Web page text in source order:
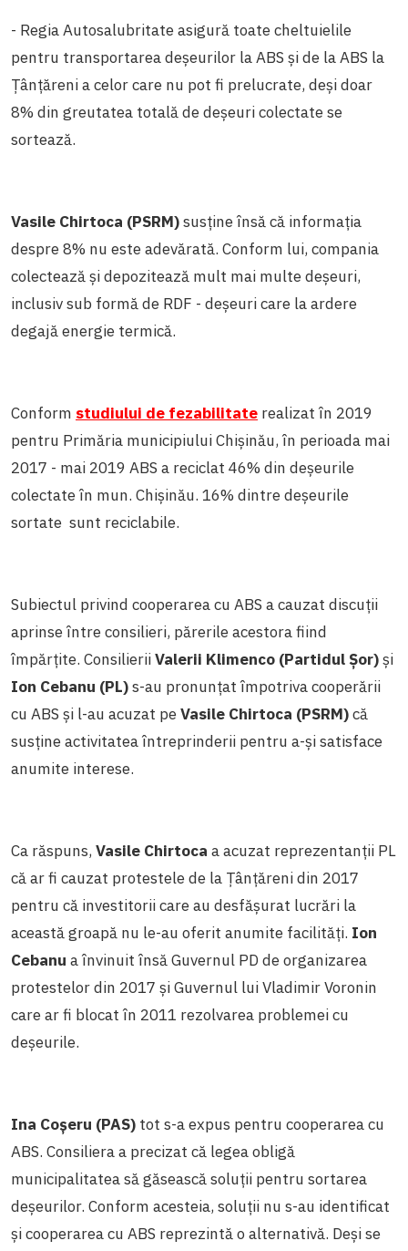
- Regia Autosalubritate asigură toate cheltuielile
pentru transportarea deșeurilor la ABS și de la ABS la
Țânțăreni a celor care nu pot fi prelucrate, deși doar
8% din greutatea totală de deșeuri colectate se
sortează.
Vasile Chirtoca (PSRM)susține însă că informația
despre 8% nu este adevărată. Conform lui, compania
colectează și depozitează mult mai multe deșeuri,
inclusiv sub formă de RDF - deșeuri care la ardere
degajă energie termică.
Conform studiului de fezabilitate realizat în 2019
pentru Primăria municipiului Chișinău, în perioada mai
2017 - mai 2019 ABS a reciclat 46% din deșeurile
colectate în mun. Chișinău. 16% dintre deșeurile
sortate sunt reciclabile.
Subiectul privind cooperarea cu ABS a cauzat discuții
aprinse între consilieri, părerile acestora fiind
împărțite. ConsilieriiValerii Klimenco (Partidul Șor)și
Ion Cebanu (PL)s-au pronunțat împotriva cooperării
cu ABS și l-au acuzat peVasile Chirtoca (PSRM)că
susține activitatea întreprinderii pentru a-și satisface
anumite interese.
Ca răspuns, Vasile Chirtoca a acuzat reprezentanții PL
că ar fi cauzat protestele de la Țânțăreni din 2017
pentru că investitorii care au desfășurat lucrări la
această groapă nu le-au oferit anumite facilități. Ion
Cebanu a învinuit însă Guvernul PD de organizarea
protestelor din 2017 și Guvernul lui Vladimir Voronin
care ar fi blocat în 2011 rezolvarea problemei cu
deșeurile.
Ina Coșeru (PAS) tot s-a expus pentru cooperarea cu
ABS. Consiliera a precizat că legea obligă
municipalitatea să găsească soluții pentru sortarea
deșeurilor. Conform acesteia, soluții nu s-au identificat
și cooperarea cu ABS reprezintă o alternativă. Deși se